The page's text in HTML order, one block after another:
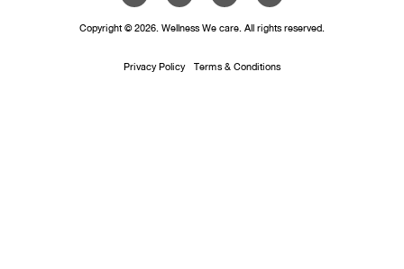
Copyright © 2026. Wellness We care. All rights reserved.
Privacy Policy Terms & Conditions